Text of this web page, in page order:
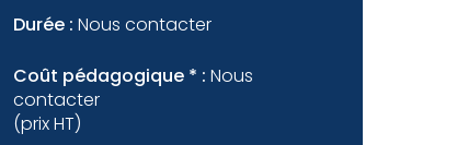
Durée : Nous contacter
Coût pédagogique * : Nous
contacter
(prix HT)